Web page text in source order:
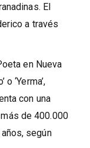
El
a través
en Nueva
o ‘Yerma’,
con una
de 400.000
según